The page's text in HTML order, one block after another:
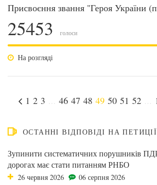
Присвоєння звання "Героя України
25453 голоси
На розгляді
1 2 3 46 47 48 49 50 51 52
ОСТАННІ ВІДПОВІДІ НА ПЕТИЦІЇ
Зупинити систематичних порушників
дорогах має стати питанням РНБО
26 червня 2026 06 серпня 2026